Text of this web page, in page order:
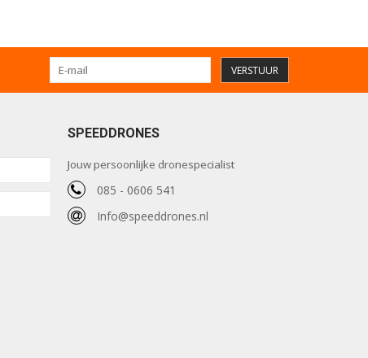
VERSTUUR
SPEEDDRONES
Jouw persoonlijke dronespecialist
085 - 0606 541
Info@speeddrones.nl